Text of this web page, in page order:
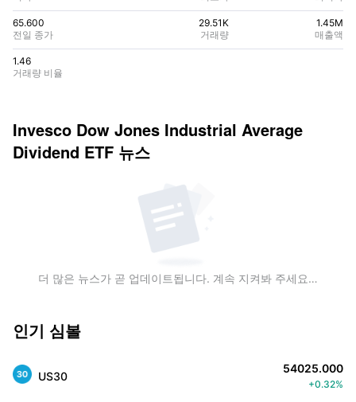
65.600
전일 종가
29.51K
거래량
1.45M
매출액
1.46
거래량 비율
Invesco Dow Jones Industrial Average
Dividend ETF 뉴스
더 많은 뉴스가 곧 업데이트됩니다. 계속 지켜봐 주세요…
인기 심볼
US30
54025.000
+0.32%